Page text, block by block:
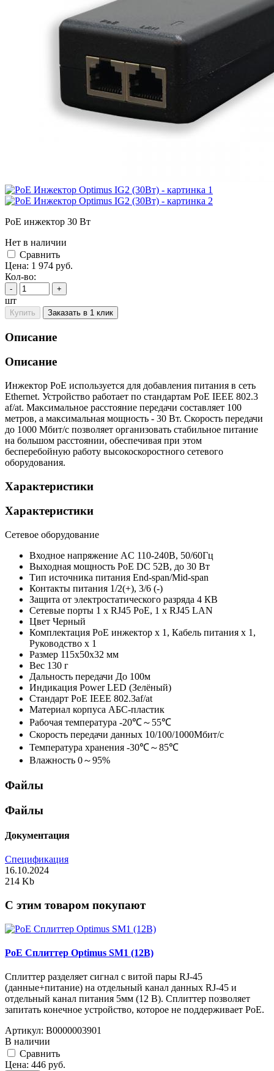
PoE инжектор 30 Вт
Нет в наличии
Cравнить
Цена: 1 974 руб.
Кол-во:
- +
шт
Купить Заказать в 1 клик
Описание
Описание
Инжектор PoE используется для добавления питания в сеть
Ethernet. Устройство работает по стандартам PoE IEEE 802.3
af/at. Максимальное расстояние передачи составляет 100
метров, а максимальная мощность - 30 Вт. Скорость передачи
до 1000 Мбит/с позволяет организовать стабильное питание
на большом расстоянии, обеспечивая при этом
бесперебойную работу высокоскоростного сетевого
оборудования.
Характеристики
Характеристики
Сетевое оборудование
Входное напряжение AC 110-240В, 50/60Гц
Выходная мощность PoE DC 52В, до 30 Вт
Тип источника питания End-span/Mid-span
Контакты питания 1/2(+), 3/6 (-)
Защита от электростатического разряда 4 КВ
Сетевые порты 1 х RJ45 PoE, 1 х RJ45 LAN
Цвет Черный
Комплектация PoE инжектор х 1, Кабель питания х 1,
Руководство х 1
Размер 115х50х32 мм
Вес 130 г
Дальность передачи До 100м
Индикация Power LED (Зелёный)
Стандарт PoE IEEE 802.3af/at
Материал корпуса АБС-пластик
Рабочая температура -20℃～55℃
Скорость передачи данных 10/100/1000Мбит/с
Температура хранения -30℃～85℃
Влажность 0～95%
Файлы
Файлы
Документация
Спецификация
16.10.2024
214 Kb
C этим товаром покупают
PoE Сплиттер Optimus SM1 (12B)
Сплиттер разделяет сигнал с витой пары RJ-45
(данные+питание) на отдельный канал данных RJ-45 и
отдельный канал питания 5мм (12 В). Сплиттер позволяет
запитать конечное устройство, которое не поддерживает PoE.
Артикул: В0000003901
В наличии
Cравнить
Цена: 446 руб.